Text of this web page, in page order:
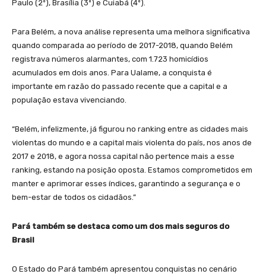
Paulo (2º), Brasília (3º) e Cuiabá (4º).
Para Belém, a nova análise representa uma melhora significativa
quando comparada ao período de 2017-2018, quando Belém
registrava números alarmantes, com 1.723 homicídios
acumulados em dois anos. Para Ualame, a conquista é
importante em razão do passado recente que a capital e a
população estava vivenciando.
“Belém, infelizmente, já figurou no ranking entre as cidades mais
violentas do mundo e a capital mais violenta do país, nos anos de
2017 e 2018, e agora nossa capital não pertence mais a esse
ranking, estando na posição oposta. Estamos comprometidos em
manter e aprimorar esses índices, garantindo a segurança e o
bem-estar de todos os cidadãos.”
Pará também se destaca como um dos mais seguros do
Brasil
O Estado do Pará também apresentou conquistas no cenário